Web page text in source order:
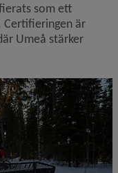
som ett
Certifieringen är
Umeå stärker